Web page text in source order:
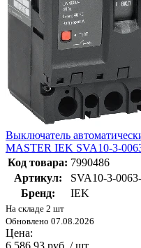
Выключатель
MASTER IEK SVA10-3-
Код товара: 7990486
Артикул:
SVA10-3-
Бренд:
IEK
На складе 2 шт
Обновлено 07.08.2026
Цена:
6 586.93 руб. / шт